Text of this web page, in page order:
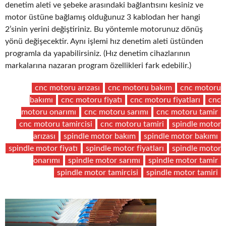
denetim aleti ve şebeke arasındaki bağlantısını kesiniz ve
motor üstüne bağlamış olduğunuz 3 kablodan her hangi
2’sinin yerini değiştiriniz. Bu yöntemle motorunuz dönüş
yönü değişecektir. Aynı işlemi hız denetim aleti üstünden
programla da yapabilirsiniz. (Hız denetim cihazlarının
markalarına nazaran program özellikleri fark edebilir.)
cnc motoru arızası cnc motoru bakım
cnc motoru
bakımı
cnc motoru fiyatı cnc motoru fiyatları
cnc
motoru onarımı
cnc motoru sarımı
cnc motoru tamir
cnc motoru tamircisi
cnc motoru tamiri
spindle motor
arızası
spindle motor bakım
spindle motor bakımı
spindle motor fiyatı
spindle motor fiyatları
spindle motor
onarımı
spindle motor sarımı
spindle motor tamir
spindle motor tamircisi
spindle motor tamiri